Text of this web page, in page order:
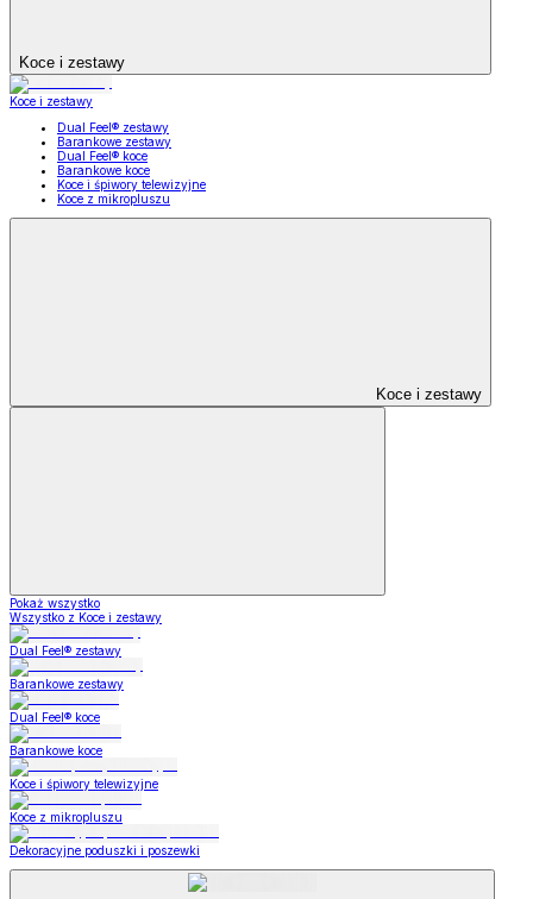
Koce i zestawy
Koce i zestawy
Dual Feel® zestawy
Barankowe zestawy
Dual Feel® koce
Barankowe koce
Koce i śpiwory telewizyjne
Koce z mikropluszu
Koce i zestawy
Pokaż wszystko
Wszystko z Koce i zestawy
Dual Feel® zestawy
Barankowe zestawy
Dual Feel® koce
Barankowe koce
Koce i śpiwory telewizyjne
Koce z mikropluszu
Dekoracyjne poduszki i poszewki